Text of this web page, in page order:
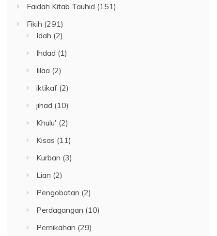
Faidah Kitab Tauhid (151)
Fikih (291)
Idah (2)
Ihdad (1)
Iilaa (2)
iktikaf (2)
jihad (10)
Khulu' (2)
Kisas (11)
Kurban (3)
Lian (2)
Pengobatan (2)
Perdagangan (10)
Pernikahan (29)